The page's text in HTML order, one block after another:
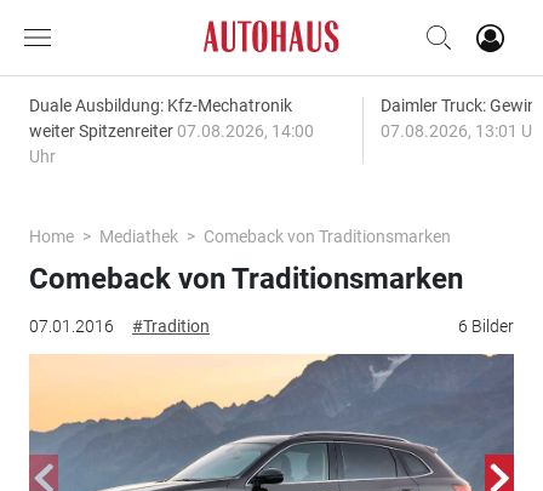
Duale Ausbildung: Kfz-Mechatronik
weiter Spitzenreiter 07.08.2026, 14:00
Uhr
Daimler Truck:
07.08.2026, 13:01
Home Mediathek Comeback von Traditionsmarken
07.01.2016 #Tradition 6 Bilder
Comeback von Traditionsmarken